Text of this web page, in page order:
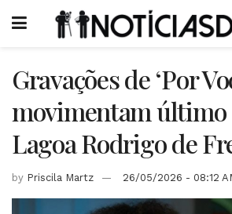
Gravações de ‘Por
movimentam último
Lagoa Rodrigo de
by Priscila Martz 26/05/2026 - 08:12